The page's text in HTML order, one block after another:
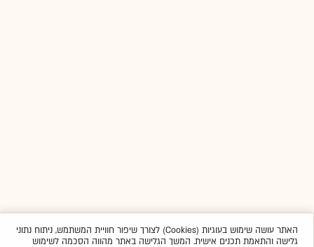
האתר עושה שימוש בעוגיות (Cookies) לצורך שיפור חוויית המשתמש, ניתוח נתוני
גלישה והתאמת תכנים אישית. המשך הגלישה באתר מהווה הסכמה לשימוש